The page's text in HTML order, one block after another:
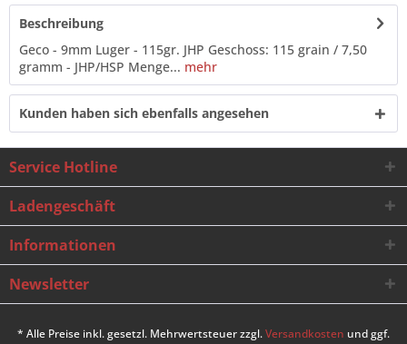
Beschreibung
Geco - 9mm Luger - 115gr. JHP Geschoss: 115 grain / 7,50
gramm - JHP/HSP Menge... mehr
Kunden haben sich ebenfalls angesehen
Service Hotline
Ladengeschäft
Informationen
Newsletter
* Alle Preise inkl. gesetzl. Mehrwertsteuer zzgl.Versandkosten und ggf.